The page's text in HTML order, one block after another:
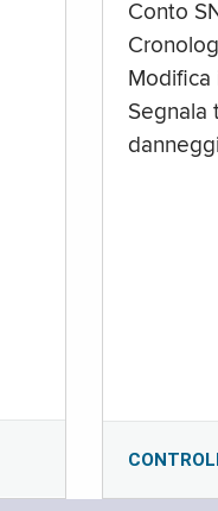
Conto
Modifica
Segnala